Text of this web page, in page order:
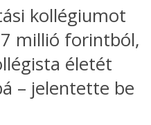
kollégiumot
millió forintból,
életét
– jelentette be